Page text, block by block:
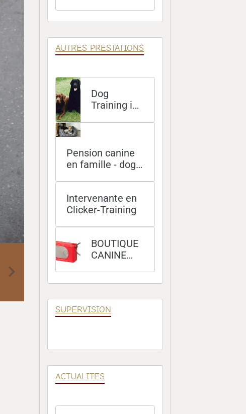
AUTRES PRESTATIONS
Dog
Training in
Pension canine
en famille - dog
Intervenante en
Clicker-Training
BOUTIQUE
CANINE
SUPERVISION
ACTUALITES